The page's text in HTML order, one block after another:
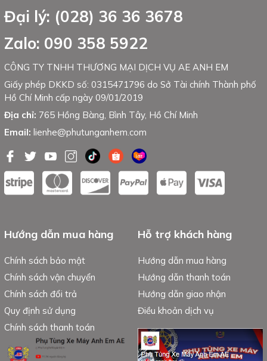
Đại lý: (028) 36 36 3678
Zalo: 090 358 5922
CÔNG TY TNHH THƯƠNG MẠI DỊCH VỤ AE ANH EM
Giấy phép DKKD số: 0315471796 do Sở Tài chính Thành phố
Hồ Chí Minh cấp ngày 09/01/2019
Địa chỉ: 765 Hồng Bàng, Bình Tây, Hồ Chí Minh
Email: lienhe@phutunganhem.com
Hướng dẫn mua hàng
Chính sách bảo mật
Chính sách vận chuyển
Chính sách đổi trả
Quy định sử dụng
Chính sách thanh toán
Hỗ trợ khách hàng
Hướng dẫn mua hàng
Hướng dẫn thanh toán
Hướng dẫn giao nhận
Điều khoản dịch vụ